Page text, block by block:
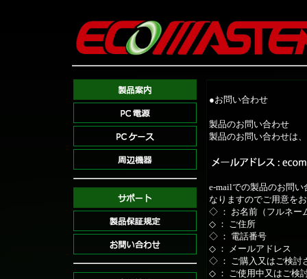
●お問い合わせ
製品のお問い合わせ
製品のお問い合わせは
e-mailでの製品のお問
なりますのでご用意を
◇ ： お名前（フルネー
◇ ： ご住所
◇ ： 電話番号
◇ ： メールアドレス
◇ ： ご購入又はご検討
◇ ： ご使用中又はご検